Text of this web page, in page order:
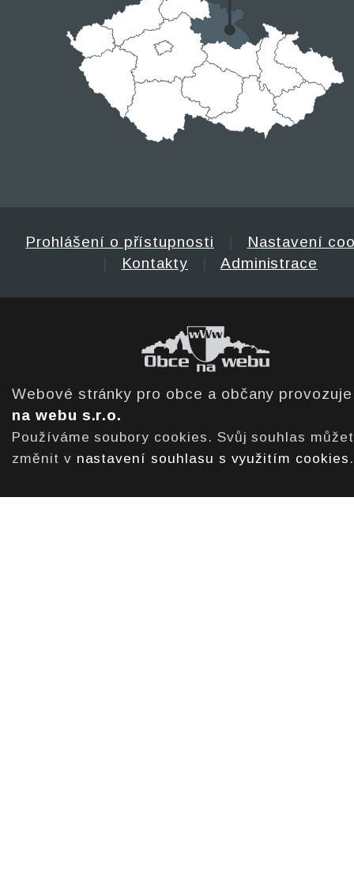
Prohlášení o přístupnosti
Nastavení
Kontakty Administrace
Webové stránky pro obce a občany
na webu s.r.o.
Používáme soubory cookies. Svůj souhlas
změnit v nastavení souhlasu s využitím cookies .